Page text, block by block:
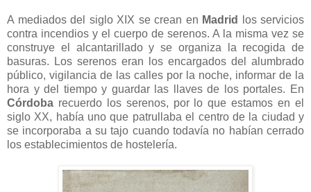
A mediados del siglo XIX se crean en Madrid
los servicios
contra incendios y el cuerpo de serenos. A la misma vez se
construye el alcantarillado y se organiza la recogida de
basuras. Los serenos eran los encargados del alumbrado
público, vigilancia de las calles por la noche, informar de la
hora y del tiempo y guardar las llaves de los portales. En
Córdoba recuerdo los serenos, por lo que estamos en el
siglo XX, había uno que patrullaba el centro de la ciudad y
se incorporaba a su tajo cuando todavía no habían cerrado
los establecimientos de hostelería.